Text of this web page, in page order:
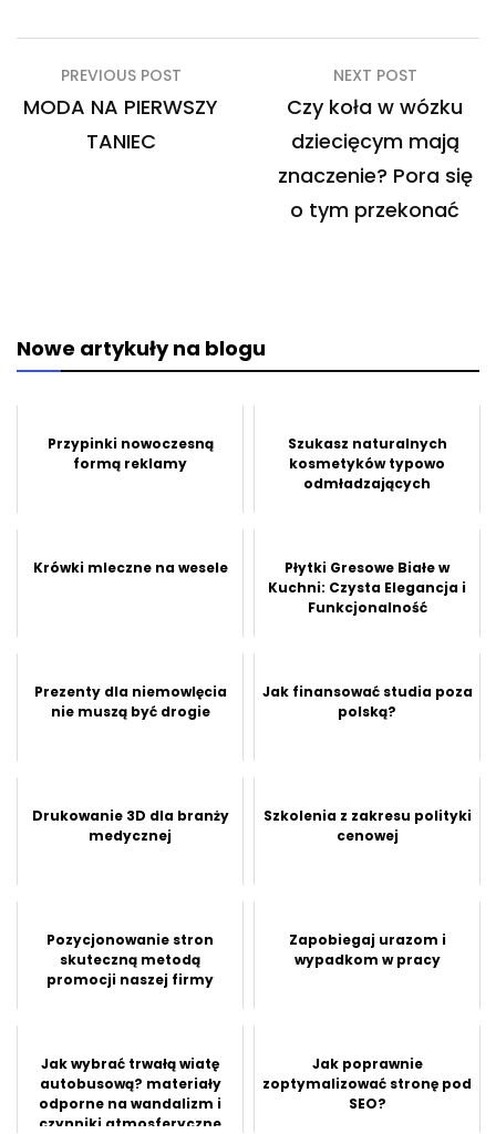
Nawigacja
wpisu
PREVIOUS POST
MODA NA PIERWSZY
TANIEC
NEXT POST
Czy koła w wózku
dziecięcym mają
znaczenie? Pora się
o tym przekonać
Nowe artykuły na blogu
Przypinki nowoczesną
formą reklamy
Szukasz naturalnych
kosmetyków typowo
odmładzających
Krówki mleczne na wesele
Płytki Gresowe Białe w
Kuchni: Czysta Elegancja i
Funkcjonalność
Prezenty dla niemowlęcia
nie muszą być drogie
Jak finansować studia poza
polską?
Drukowanie 3D dla branży
medycznej
Szkolenia z zakresu polityki
cenowej
Pozycjonowanie stron
skuteczną metodą
promocji naszej firmy
Zapobiegaj urazom i
wypadkom w pracy
Jak wybrać trwałą wiatę
autobusową? materiały
odporne na wandalizm i
czynniki atmosferyczne
Jak poprawnie
zoptymalizować stronę pod
SEO?